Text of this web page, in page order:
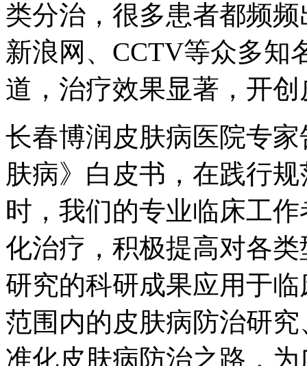
类分治，很多患者都频
新浪网、CCTV等众多知
道，治疗效果显著，开
长春博润皮肤病医院专
肤病》白皮书，在践行
时，我们的专业临床工
化治疗，积极提高对各
研究的科研成果应用于
范围内的皮肤病防治研
准化皮肤病防治之路，